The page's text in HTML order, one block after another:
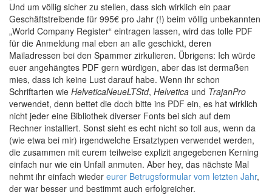
Und um völlig sicher zu stellen, dass sich wirklich ein paar
Geschäftstreibende für 995€ pro Jahr (!) beim völlig unbekannten
„World Company Register“ eintragen lassen, wird das tolle PDF
für die Anmeldung mal eben an alle geschickt, deren
Mailadressen bei den Spammer zirkulieren. Übrigens: Ich würde
euer angehängtes PDF gern würdigen, aber das ist dermaßen
mies, dass ich keine Lust darauf habe. Wenn ihr schon
Schriftarten wie HelveticaNeueLTStd, Helvetica und TrajanPro
verwendet, denn bettet die doch bitte ins PDF ein, es hat wirklich
nicht jeder eine Bibliothek diverser Fonts bei sich auf dem
Rechner installiert. Sonst sieht es echt nicht so toll aus, wenn da
(wie etwa bei mir) irgendwelche Ersatztypen verwendet werden,
die zusammen mit eurem teilweise explizit angegebenen Kerning
einfach nur wie ein Unfall anmuten. Aber hey, das nächste Mal
nehmt ihr einfach wieder eurer Betrugsformular vom letzten Jahr,
der war besser und bestimmt auch erfolgreicher.